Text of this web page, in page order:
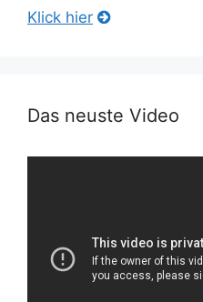
Klick hier
Das neuste Video